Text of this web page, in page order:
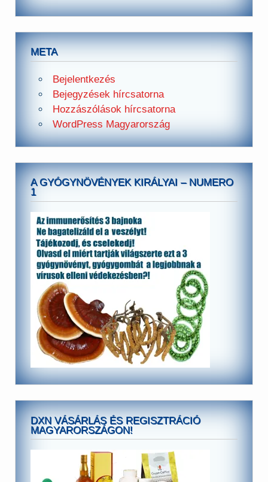
META
Bejelentkezés
Bejegyzések hírcsatorna
Hozzászólások hírcsatorna
WordPress Magyarország
A GYÓGYNÖVÉNYEK KIRÁLYAI – NUMERO
1
DXN VÁSÁRLÁS ÉS REGISZTRÁCIÓ
MAGYARORSZÁGON!